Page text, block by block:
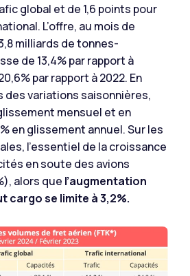
global et de 1,6 points pour
L’offre, au mois de
milliards de tonnes-
de 13,4% par rapport à
par rapport à 2022. En
des variations saisonnières,
mensuel et en
en glissement annuel. Sur les
l’essentiel de la croissance
en soute des avions
alors que l’augmentation
cargo se limite à 3,2%.